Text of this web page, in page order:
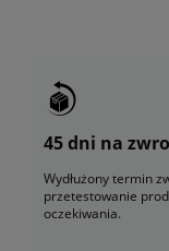
45 dni na
Wydłużony termin
przetestowanie
oczekiwania.